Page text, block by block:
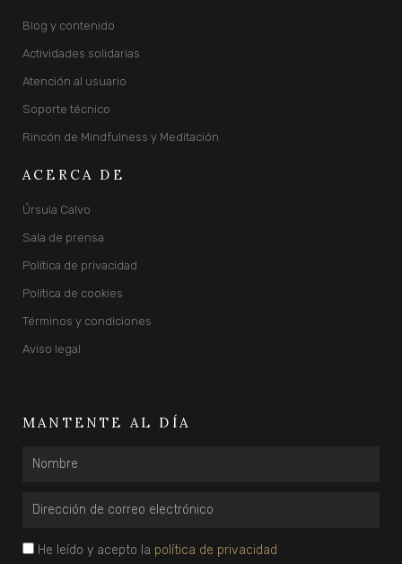
Blog y contenido
Actividades solidarias
Atención al usuario
Soporte técnico
Rincón de Mindfulness y Meditación
ACERCA DE
Úrsula Calvo
Sala de prensa
Política de privacidad
Política de cookies
Términos y condiciones
Aviso legal
MANTENTE AL DÍA
Nombre
Email
privacidad
He leído y acepto la política de privacidad